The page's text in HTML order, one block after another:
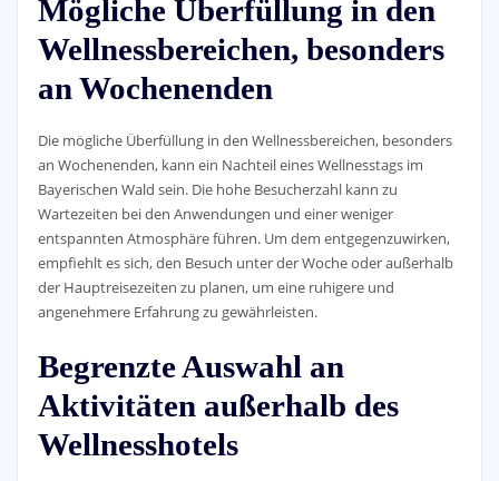
Mögliche Überfüllung in den
Wellnessbereichen, besonders
an Wochenenden
Die mögliche Überfüllung in den Wellnessbereichen, besonders
an Wochenenden, kann ein Nachteil eines Wellnesstags im
Bayerischen Wald sein. Die hohe Besucherzahl kann zu
Wartezeiten bei den Anwendungen und einer weniger
entspannten Atmosphäre führen. Um dem entgegenzuwirken,
empfiehlt es sich, den Besuch unter der Woche oder außerhalb
der Hauptreisezeiten zu planen, um eine ruhigere und
angenehmere Erfahrung zu gewährleisten.
Begrenzte Auswahl an
Aktivitäten außerhalb des
Wellnesshotels